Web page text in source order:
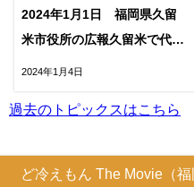
2024年1月1日 福岡県久留
米市役所の広報久留米で代表
2024年1月4日
過去のトピックスはこちら
ど冷えもん The Movie（